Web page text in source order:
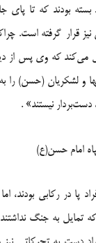
بودند که تا پای
قرار گرفته است.
می‌کند که وی پس از
و لشکریان (حسن) را
نیستند» .
امام حسن(ع)
پا در رکابی بودند،
تمایل به جنگ